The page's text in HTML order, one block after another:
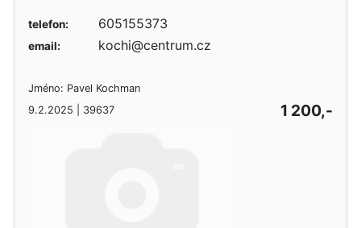
Jméno: Pavel Kochman
9.2.2025 | 39637
1 200,-
telefon: 605155373
email: kochi@centrum.cz